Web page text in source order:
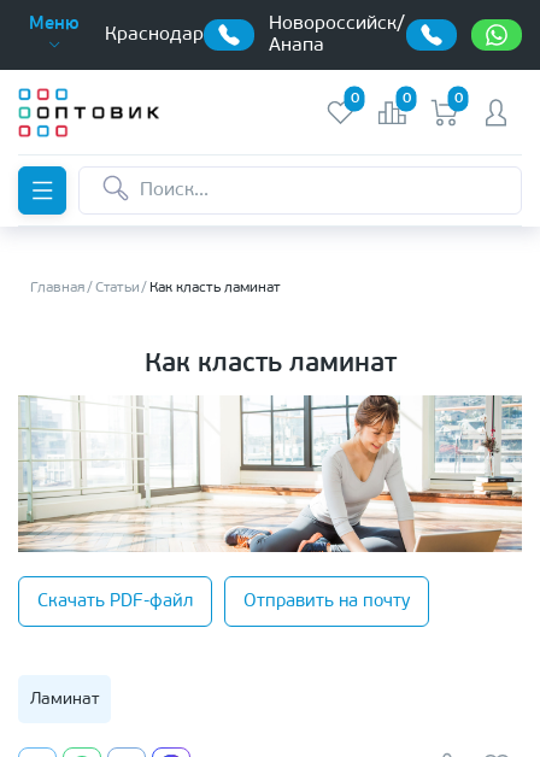
Меню
Краснодар
Новороссийск/
Анапа
0 0 0
Главная Статьи Как класть ламинат
Как класть ламинат
Скачать PDF-файл Отправить на почту
Ламинат